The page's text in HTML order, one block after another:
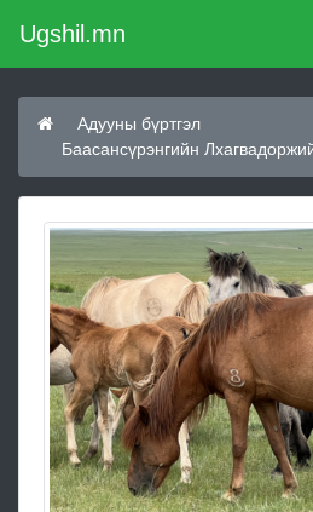
Ugshil.mn
Адууны бүртгэл
Баасансүрэнгийн